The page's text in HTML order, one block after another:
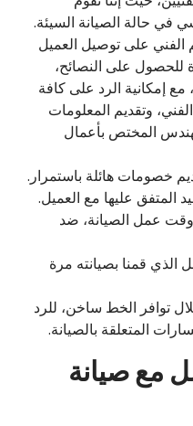
في حالة الصيانة السيئة.
على توصيل العميل
على النصائح،
مع إمكانية الرد على كافة
وتقديم المعلومات
المختص بأعمال
خصومات هائلة باستمرار.
المتفق عليها مع العميل.
عمل الصيانة، ضد
قمنا بصيانته مرة
توافر الخط ساخن، للرد
المتعلقة بالصيانة.
مع صيانة